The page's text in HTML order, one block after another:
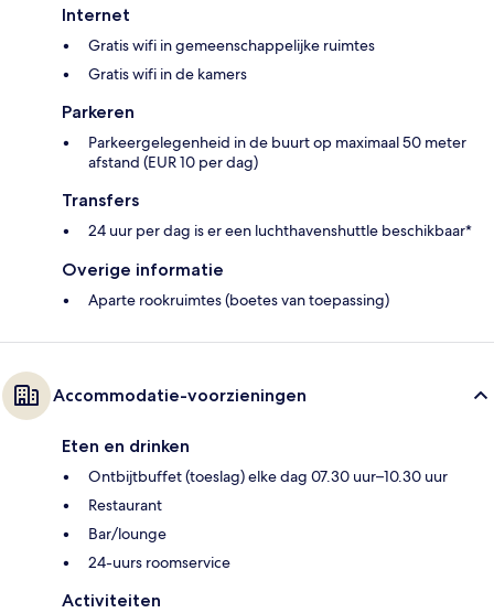
Internet
Gratis wifi in gemeenschappelijke ruimtes
Gratis wifi in de kamers
Parkeren
Parkeergelegenheid in de buurt op maximaal 50 meter
afstand (EUR 10 per dag)
Transfers
24 uur per dag is er een luchthavenshuttle beschikbaar*
Overige informatie
Aparte rookruimtes (boetes van toepassing)
Accommodatie-voorzieningen
Eten en drinken
Ontbijtbuffet (toeslag) elke dag 07.30 uur–10.30 uur
Restaurant
Bar/lounge
24-uurs roomservice
Activiteiten